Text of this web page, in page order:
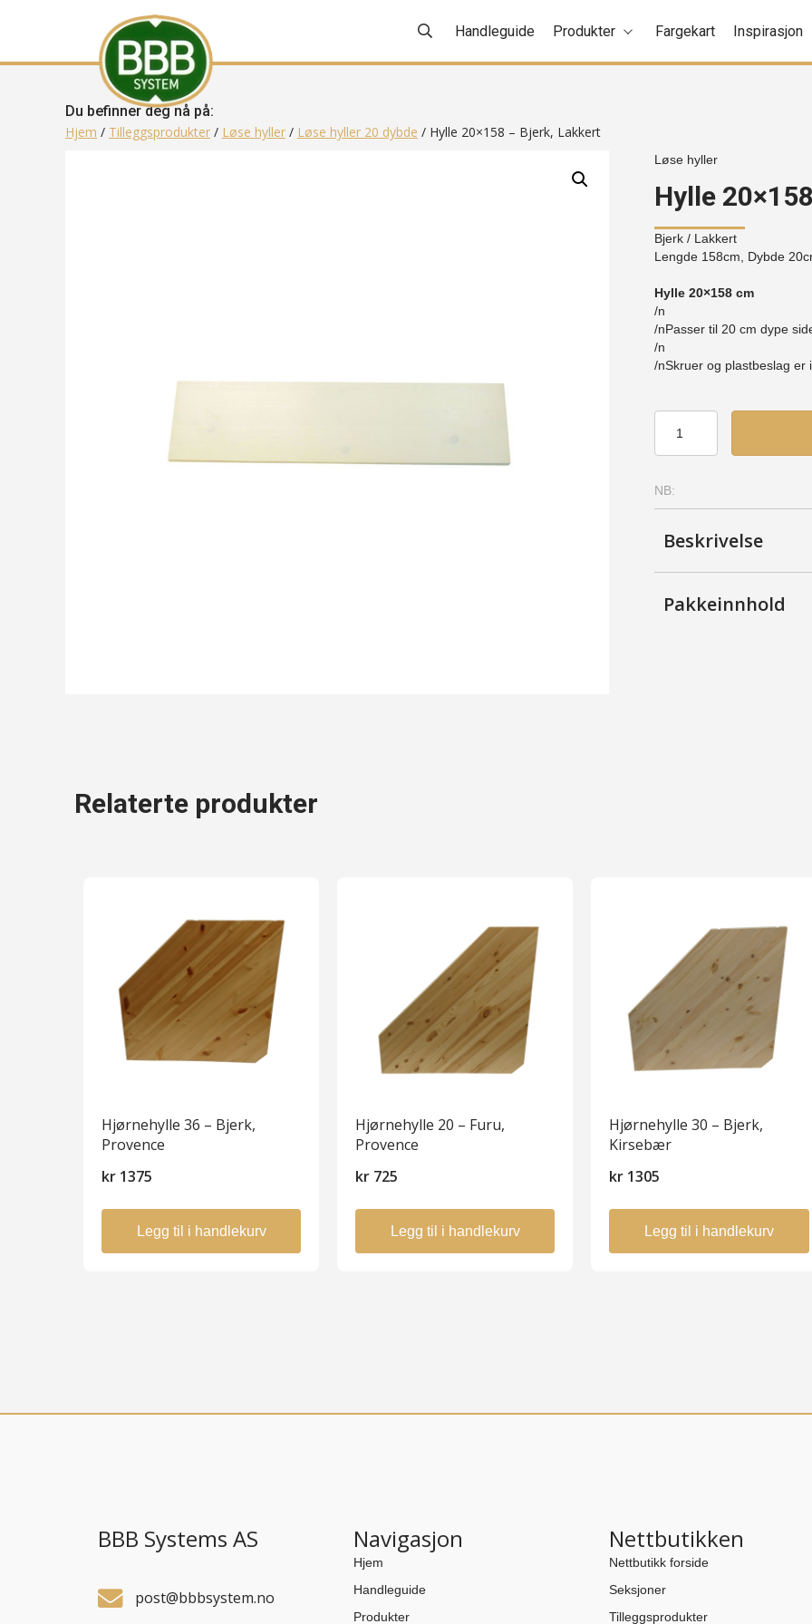
Handleguide Produkter Fargekart Inspirasjon
Du befinner deg nå på:
Hjem / Tilleggsprodukter / Løse hyller / Løse hyller 20 dybde / Hylle 20×158 – Bjerk, Lakkert
Løse hyller
Hylle
Bjerk / Lakkert
Lengde 158cm, Dybde
Hylle 20×158 cm
/n
/nPasser til 20 cm dype
/n
/nSkruer og plastbeslag er
20x158
-
Lakkert
antall
NB:
Beskrivelse
Pakkeinnhold
Relaterte produkter
Hjørnehylle 36 – Bjerk,
Provence
kr 1375
Legg til i handlekurv
Hjørnehylle 20 – Furu,
Provence
kr 725
Legg til i handlekurv
Hjørnehylle 30 – Bjerk,
Kirsebær
kr 1305
Legg til i handlekurv
BBB Systems AS
post@bbbsystem.no
Navigasjon
Hjem
Handleguide
Produkter
Nettbutikken
Nettbutikk forside
Seksjoner
Tilleggsprodukter